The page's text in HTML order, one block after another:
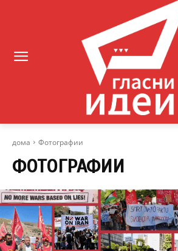
дома Фотографии
ФОТОГРАФИИ